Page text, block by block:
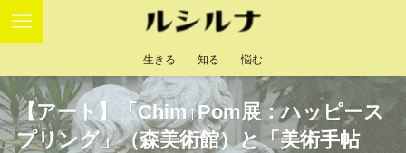
生きる 知る 悩む
【アート】「Chim↑Pom展：ハッピース
プリング」（森美術館）と「美術手帖